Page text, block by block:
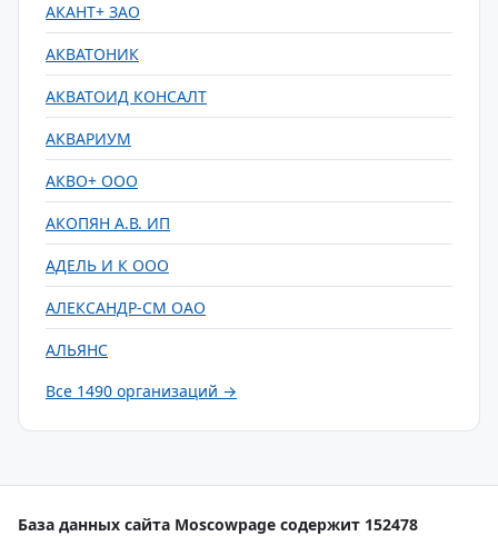
АКАНТ+ ЗАО
АКВАТОНИК
АКВАТОИД КОНСАЛТ
АКВАРИУМ
АКВО+ ООО
АКОПЯН А.В. ИП
АДЕЛЬ И К ООО
АЛЕКСАНДР-СМ ОАО
АЛЬЯНС
Все 1490 организаций →
База данных сайта Moscowpage содержит 152478